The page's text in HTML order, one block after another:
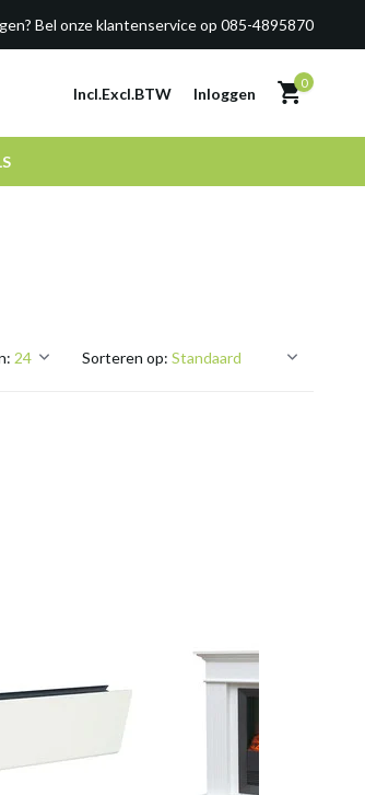
Bel onze klantenservice op 085-4895870
Incl.Excl.BTW Inloggen
0
Sorteren op: